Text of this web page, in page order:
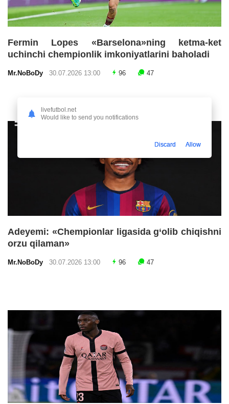
Fermin Lopes «Barselona»ning ketma-ket
uchinchi chempionlik imkoniyatlarini baholadi
Mr.NoBoDy 30.07.2026 13:00 96 47
Adeyemi: «Chempionlar ligasida g‘olib chiqishni
orzu qilaman»
Mr.NoBoDy 30.07.2026 13:00 96 47
livefutbol.net
Would like to send you notifications
Discard Allow